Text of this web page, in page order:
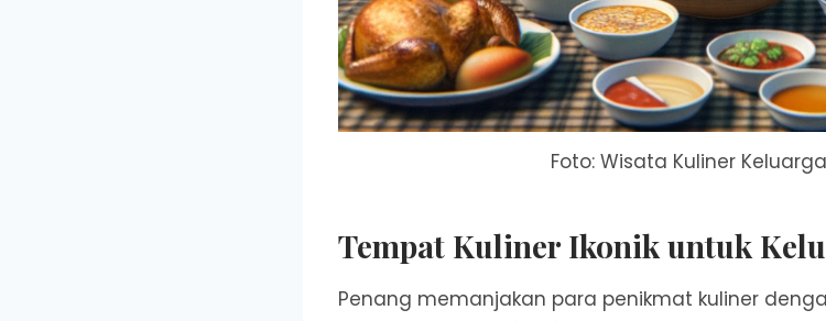
Foto: Wisata Kuliner
Tempat Kuliner Ikonik untuk
Penang memanjakan para penikmat kuliner